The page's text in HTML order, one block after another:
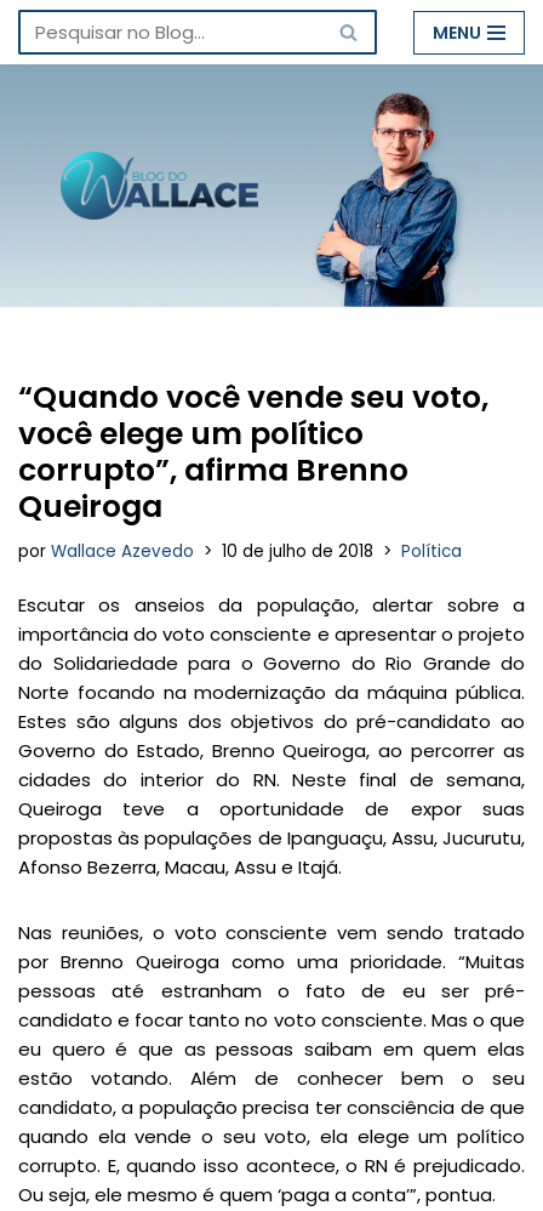
Pular
conteúdo
MENU
“Quando você vende seu voto,
você elege um político
corrupto”, afirma Brenno
Queiroga
por Wallace Azevedo 10 de julho de 2018 Política
Escutar os anseios da população, alertar sobre a
importância do voto consciente e apresentar o projeto
do Solidariedade para o Governo do Rio Grande do
Norte focando na modernização da máquina pública.
Estes são alguns dos objetivos do pré-candidato ao
Governo do Estado, Brenno Queiroga, ao percorrer as
cidades do interior do RN. Neste final de semana,
Queiroga teve a oportunidade de expor suas
propostas às populações de Ipanguaçu, Assu, Jucurutu,
Afonso Bezerra, Macau, Assu e Itajá.
Nas reuniões, o voto consciente vem sendo tratado
por Brenno Queiroga como uma prioridade. “Muitas
pessoas até estranham o fato de eu ser pré-
candidato e focar tanto no voto consciente. Mas o que
eu quero é que as pessoas saibam em quem elas
estão votando. Além de conhecer bem o seu
candidato, a população precisa ter consciência de que
quando ela vende o seu voto, ela elege um político
corrupto. E, quando isso acontece, o RN é prejudicado.
Ou seja, ele mesmo é quem ‘paga a conta’”, pontua.